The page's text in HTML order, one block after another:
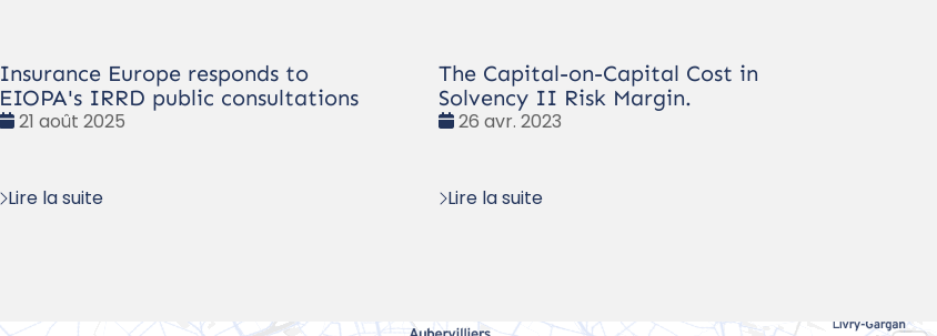
Insurance Europe responds to
EIOPA's IRRD public consultations
Date
21 août 2025
Lire la suite
The Capital-on-Capital Cost in
Solvency II Risk Margin.
Date
26 avr. 2023
Lire la suite